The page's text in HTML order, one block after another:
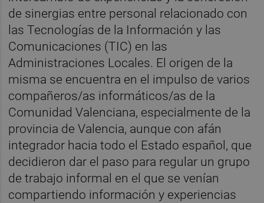
de sinergias entre personal relacionado con
las Tecnologías de la Información y las
Comunicaciones (TIC) en las
Administraciones Locales. El origen de la
misma se encuentra en el impulso de varios
compañeros/as informáticos/as de la
Comunidad Valenciana, especialmente de la
provincia de Valencia, aunque con afán
integrador hacia todo el Estado español, que
decidieron dar el paso para regular un grupo
de trabajo informal en el que se venían
compartiendo información y experiencias